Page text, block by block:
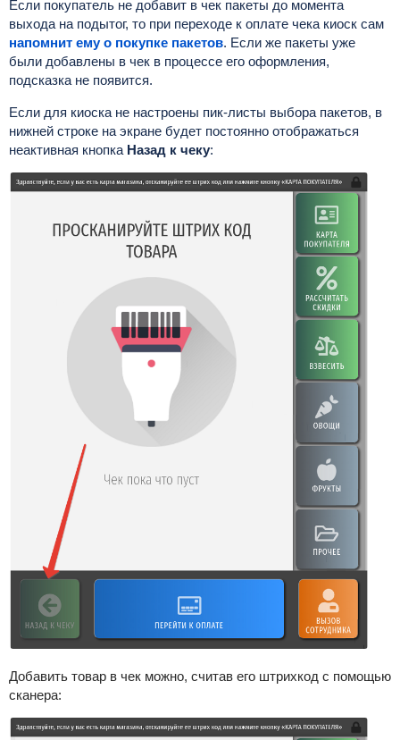
Если покупатель не добавит в чек пакеты до момента
выхода на подытог, то при переходе к оплате чека киоск сам
напомнит ему о покупке пакетов. Если же пакеты уже
были добавлены в чек в процессе его оформления,
подсказка не появится.
Если для киоска не настроены пик-листы выбора пакетов, в
нижней строке на экране будет постоянно отображаться
неактивная кнопка Назад к чеку:
Добавить товар в чек можно, считав его штрихкод с помощью
сканера: